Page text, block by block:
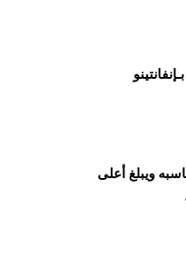
ويبلغ أعلى